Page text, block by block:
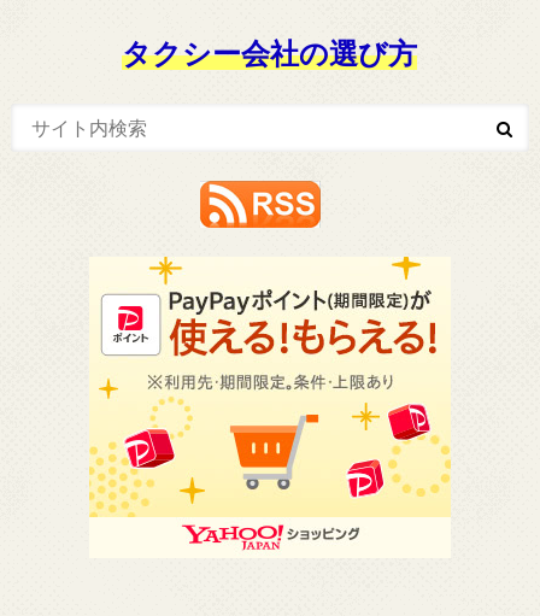
タクシー会社の選び方